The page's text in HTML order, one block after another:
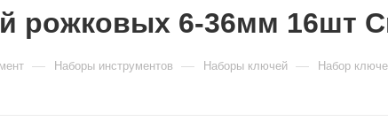
рожковых 6-36мм 16шт
— Наборы инструментов — Наборы ключей — Набор